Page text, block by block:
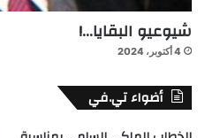
شيوعيو البقايا…!
4 أكتوبر، 2024
أضواء تي.في